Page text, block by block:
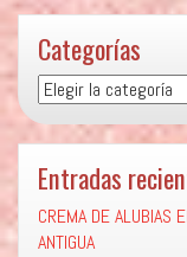
Categorías
Categorías
Entradas
CREMA DE ALUBIAS
ANTIGUA